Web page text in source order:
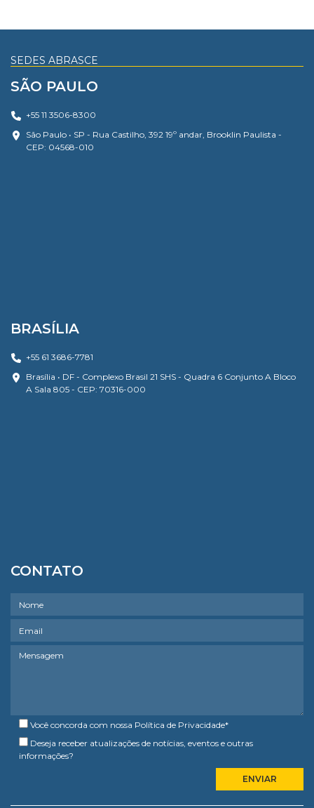
SEDES ABRASCE
SÃO PAULO
+55 11 3506-8300
São Paulo • SP - Rua Castilho, 392 19º andar, Brooklin Paulista -
CEP: 04568-010
BRASÍLIA
+55 61 3686-7781
Brasília • DF - Complexo Brasil 21 SHS - Quadra 6 Conjunto A Bloco
A Sala 805 - CEP: 70316-000
CONTATO
Você concorda com nossa Política de Privacidade*
Deseja receber atualizações de notícias, eventos e outras
informações?